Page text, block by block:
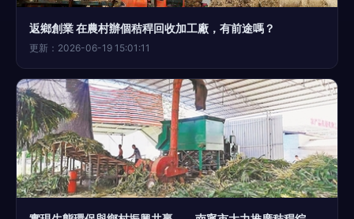
返鄉創業 在農村辦個秸稈回收加工廠，有前途嗎？
更新：2026-06-19 15:01:11